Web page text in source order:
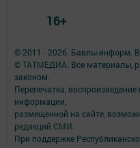
© 2011 - 2026. Бавлы-информ.
© ТАТМЕДИА. Все материалы,
законом.
Перепечатка,
информации,
размещенной на сайте,
редакций СМИ.
При поддержке
16+